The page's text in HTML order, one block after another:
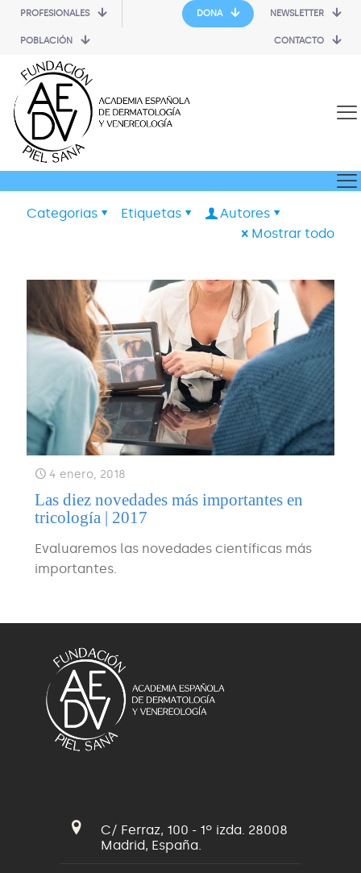
PROFESIONALES
POBLACIÓN
DONA NEWSLETTER
CONTACTO
Categorias Etiquetas
Autores
Mostrar todo
4 enero, 2018
Las diez novedades más importantes en
tricología | 2017
Evaluaremos las novedades científicas más
importantes.
C/ Ferraz, 100 - 1º izda. 28008
Madrid, España.